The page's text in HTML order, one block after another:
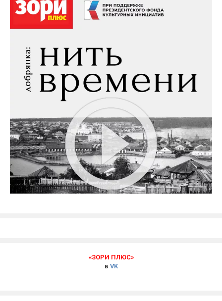
«ЗОРИ ПЛЮС»
в VK